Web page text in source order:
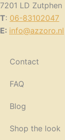
7201 LD Zutphen
T: 06-83102047
E: info@azzoro.nl
Contact
FAQ
Blog
Shop the look